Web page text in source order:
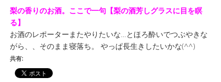
梨の香りのお酒。ここで一句【梨の酒芳しグラスに目を瞑
る】
お酒のレポーターまたやりたいな…とほろ酔いでつぶやきな
がら、、そのまま寝落ち。 やっぱ長生きしたいかな(^^)
共有: